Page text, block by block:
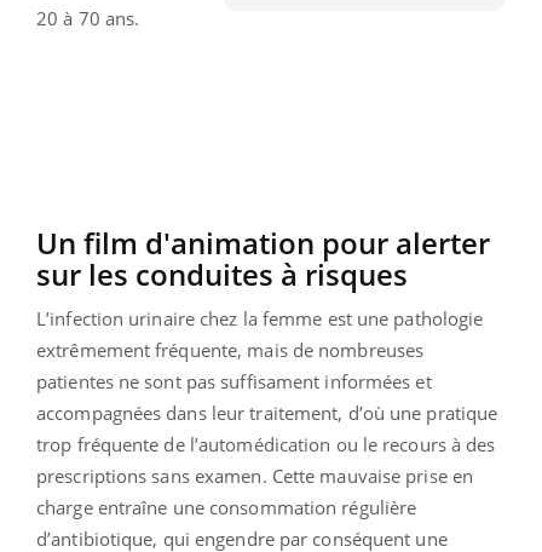
20 à 70 ans.
Un film d'animation pour alerter
sur les conduites à risques
L’infection urinaire chez la femme est une pathologie
extrêmement fréquente, mais de nombreuses
patientes ne sont pas suffisament informées et
accompagnées dans leur traitement, d’où une pratique
trop fréquente de l’automédication ou le recours à des
prescriptions sans examen. Cette mauvaise prise en
charge entraîne une consommation régulière
d’antibiotique, qui engendre par conséquent une